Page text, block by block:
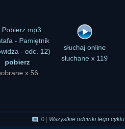
pobierz
pobrane x 56
słuchaj online
0 Wszystkie odcinki tego cyklu